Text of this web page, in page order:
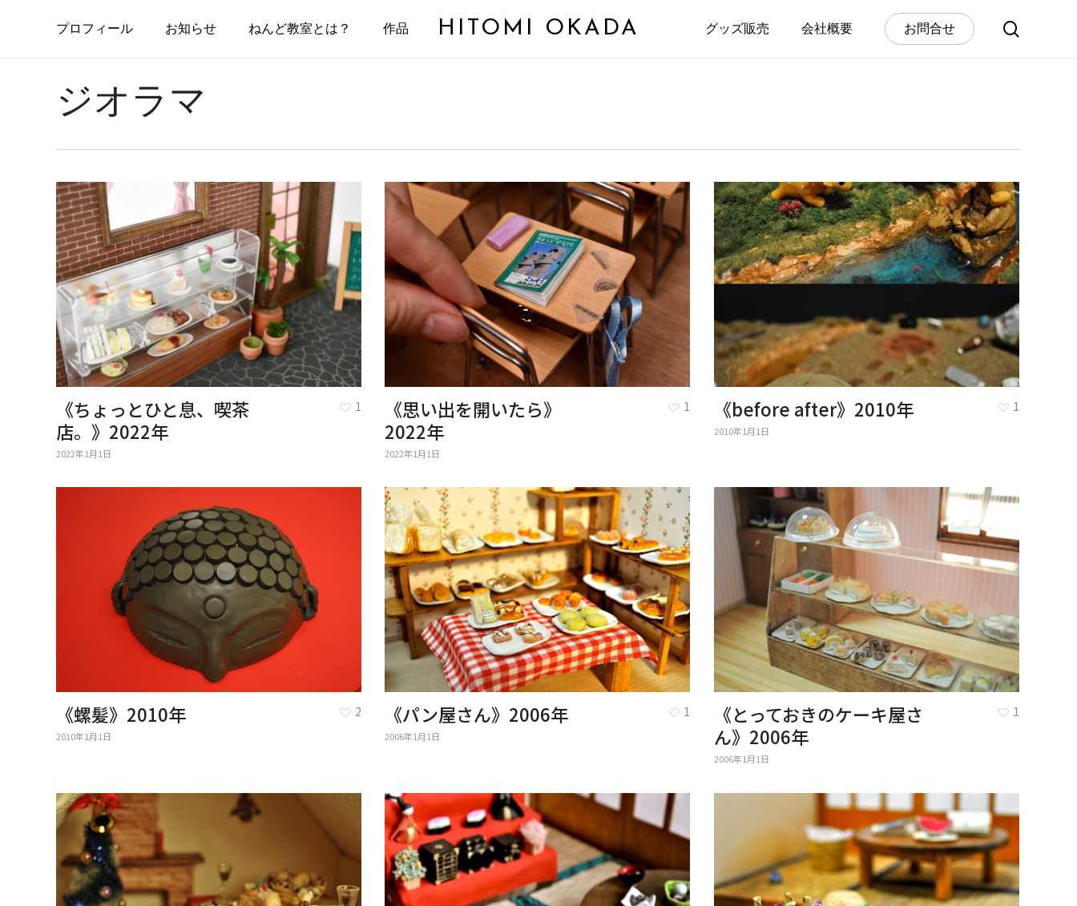
HITOMI OKADA
プロ フ ィ ール お知らせ ねんど教室とは？ 作品 グッズ販売 会社概要 お問合せ
ジオラマ
《ちょっとひと息、喫茶
店。》2022年
2022年1月1日
1
《思い出を開いたら》
2022年
2022年1月1日
1 《before after》2010年
2010年1月1日
1
《螺髪》2010年
2010年1月1日
2 《パン屋さん》2006年
2006年1月1日
1
《とっておきのケーキ屋さ
ん》2006年
2006年1月1日
1